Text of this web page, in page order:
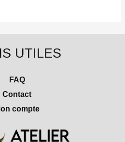
UTILES
FAQ
Contact
compte